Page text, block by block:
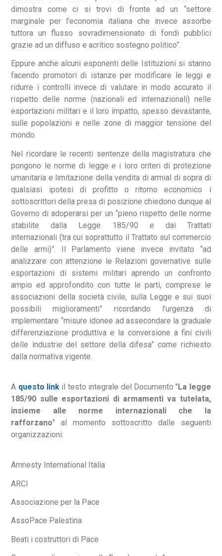
dimostra come ci si trovi di fronte ad un “settore
marginale per l’economia italiana che invece assorbe
tuttora un flusso sovradimensionato di fondi pubblici
grazie ad un diffuso e acritico sostegno politico”.
Eppure anche alcuni esponenti delle Istituzioni si stanno
facendo promotori di istanze per modificare le leggi e
ridurre i controlli invece di valutare in modo accurato il
rispetto delle norme (nazionali ed internazionali) nelle
esportazioni militari e il loro impatto, spesso devastante,
sulle popolazioni e nelle zone di maggior tensione del
mondo.
Nel ricordare le recenti sentenze della magistratura che
pongono le norme di legge e i loro criteri di protezione
umanitaria e limitazione della vendita di armial di sopra di
qualsiasi ipotesi di profitto o ritorno economico i
sottoscrittori della presa di posizione chiedono dunque al
Governo di adoperarsi per un “pieno rispetto delle norme
stabilite dalla Legge 185/90 e dai Trattati
internazionali (tra cui soprattutto il Trattato sul commercio
delle armi)”. Il Parlamento viene invece invitato “ad
analizzare con attenzione le Relazioni governative sulle
esportazioni di sistemi militari aprendo un confronto
ampio ed approfondito con tutte le parti, comprese le
associazioni della società civile, sulla Legge e sui suoi
possibili miglioramenti” ricordando l’urgenza di
implementare “misure idonee ad assecondare la graduale
differenziazione produttiva e la conversione a fini civili
delle industrie del settore della difesa” come richiesto
dalla normativa vigente.
A questo link il testo integrale del Documento "La legge
185/90 sulle esportazioni di armamenti va tutelata,
insieme alle norme internazionali che la
rafforzano" al momento sottoscritto dalle seguenti
organizzazioni:
Amnesty International Italia
ARCI
Associazione per la Pace
AssoPace Palestina
Beati i costruttori di Pace